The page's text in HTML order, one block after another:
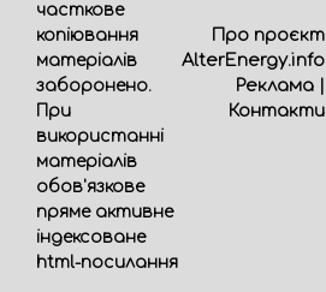
часткове
копіювання
матеріалів
заборонено.
При
використанні
матеріалів
обов'язкове
пряме активне
індексоване
html-посилання
Про проєкт
AlterEnergy.info
Реклама|
Контакти